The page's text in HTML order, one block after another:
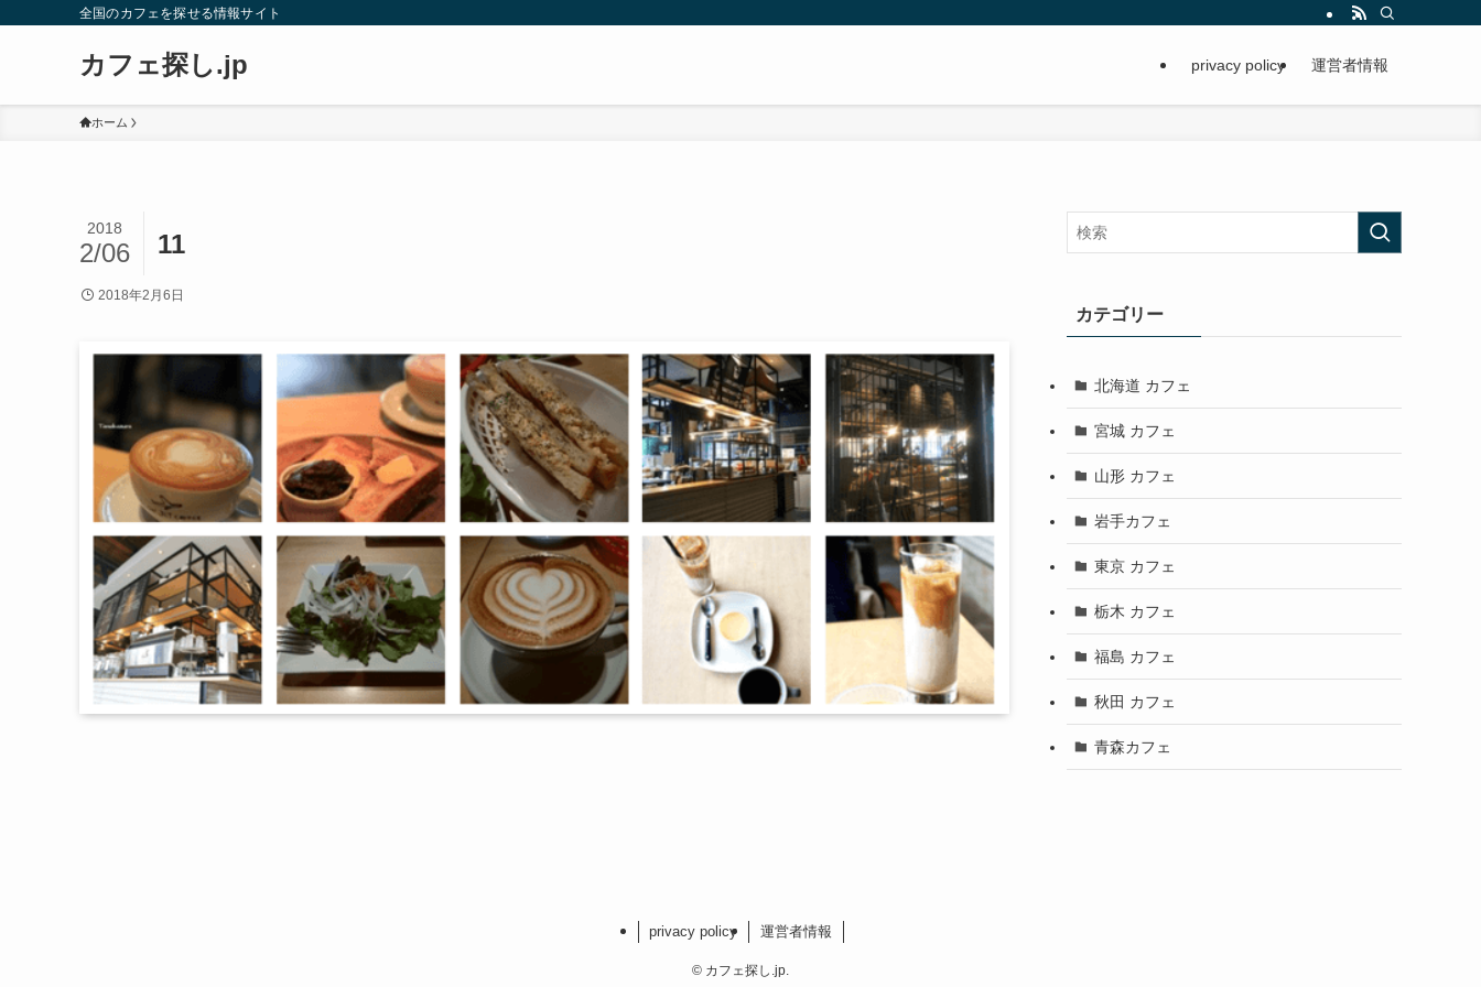
全国のカフェを探せる情報サイト
カフェ探し.jp privacy policy 運営者情報
ホーム
11
2018
2/06
2018年2月6日
カテゴリー
北海道 カフェ
宮城 カフェ
山形 カフェ
岩手カフェ
東京 カフェ
栃木 カフェ
福島 カフェ
秋田 カフェ
青森カフェ
privacy policy 運営者情報
© カフェ探し.jp.